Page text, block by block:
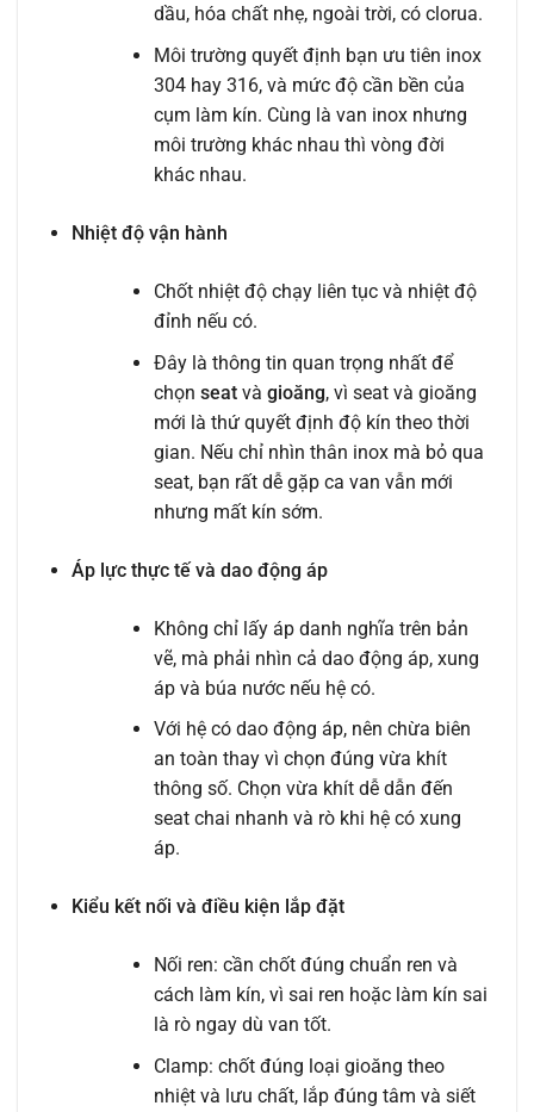
dầu, hóa chất nhẹ, ngoài trời, có clorua.
Môi trường quyết định bạn ưu tiên inox
304 hay 316, và mức độ cần bền của
cụm làm kín. Cùng là van inox nhưng
môi trường khác nhau thì vòng đời
khác nhau.
Nhiệt độ vận hành
Chốt nhiệt độ chạy liên tục và nhiệt độ
đỉnh nếu có.
Đây là thông tin quan trọng nhất để
chọn seatvà gioăng, vì seat và gioăng
mới là thứ quyết định độ kín theo thời
gian. Nếu chỉ nhìn thân inox mà bỏ qua
seat, bạn rất dễ gặp ca van vẫn mới
nhưng mất kín sớm.
Áp lực thực tế và dao động áp
Không chỉ lấy áp danh nghĩa trên bản
vẽ, mà phải nhìn cả dao động áp, xung
áp và búa nước nếu hệ có.
Với hệ có dao động áp, nên chừa biên
an toàn thay vì chọn đúng vừa khít
thông số. Chọn vừa khít dễ dẫn đến
seat chai nhanh và rò khi hệ có xung
áp.
Kiểu kết nối và điều kiện lắp đặt
Nối ren: cần chốt đúng chuẩn ren và
cách làm kín, vì sai ren hoặc làm kín sai
là rò ngay dù van tốt.
Clamp: chốt đúng loại gioăng theo
nhiệt và lưu chất, lắp đúng tâm và siết